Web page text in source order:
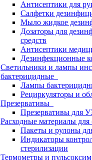
Антисептики для
Салфетки
Мыло жидкое
Дозаторы для
средств
Антисептики
Дезинфекционные
Светильники и лампы
бактерицидные
Лампы
Рециркуляторы и
Презервативы
Презервативы для
Расходные материалы для
Пакеты и рулоны
Индикаторы
стерилизации
Термометры и